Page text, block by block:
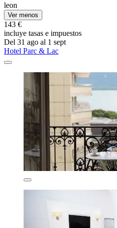
leon
Ver menos
143 €
incluye tasas e impuestos
Del 31 ago al 1 sept
Hotel Parc & Lac